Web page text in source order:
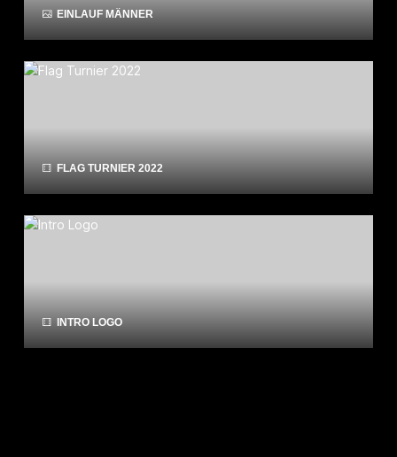
EINLAUF MÄNNER
FLAG TURNIER 2022
INTRO LOGO